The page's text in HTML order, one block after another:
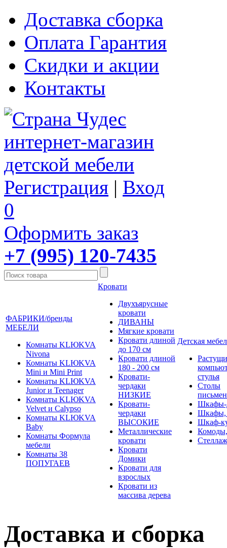
Доставка сборка
Оплата Гарантия
Скидки и акции
Контакты
Регистрация | Вход
0
Оформить заказ
+7 (995) 120-7435
ФАБРИКИ/бренды
МЕБЕЛИ
Комнаты KLЮKVA
Nivona
Комнаты KLЮKVA
Mini и Mini Print
Комнаты KLЮKVA
Junior и Teenager
Комнаты KLЮKVA
Velvet и Calypso
Комнаты KLЮKVA
Baby
Комнаты Формула
мебели
Комнаты 38
ПОПУГАЕВ
Кровати
Двухъярусные
кровати
ДИВАНЫ
Мягкие кровати
Кровати длиной
до 170 см
Кровати длиной
180 - 200 см
Кровати-
чердаки
НИЗКИЕ
Кровати-
чердаки
ВЫСОКИЕ
Металлические
кровати
Кровати
Домики
Кровати для
взрослых
Кровати из
массива дерева
Детская
стулья
Столы
Шкафы-
Шкафы,
Шкаф-
Доставка и сборка